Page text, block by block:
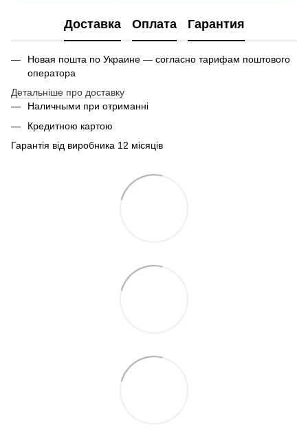
Доставка Оплата Гарантия
Новая пошта по Украине — согласно тарифам поштового
оператора
Детальніше про доставку
Наличными при отриманні
Кредитною картою
Гарантія від виробника 12 місяців